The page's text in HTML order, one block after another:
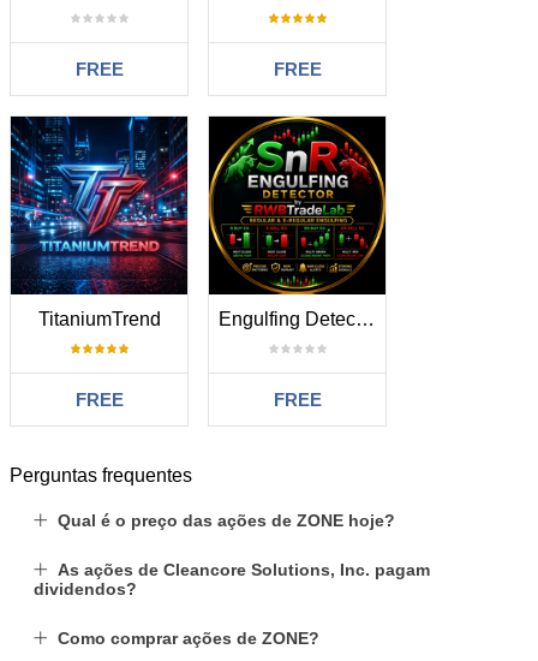
FREE FREE
TitaniumTrend
FREE
Engulfing Detector by RWBTradeLab
FREE
Perguntas frequentes
Qual é o preço das ações de ZONE hoje?
As ações de Cleancore Solutions, Inc. pagam
dividendos?
Como comprar ações de ZONE?